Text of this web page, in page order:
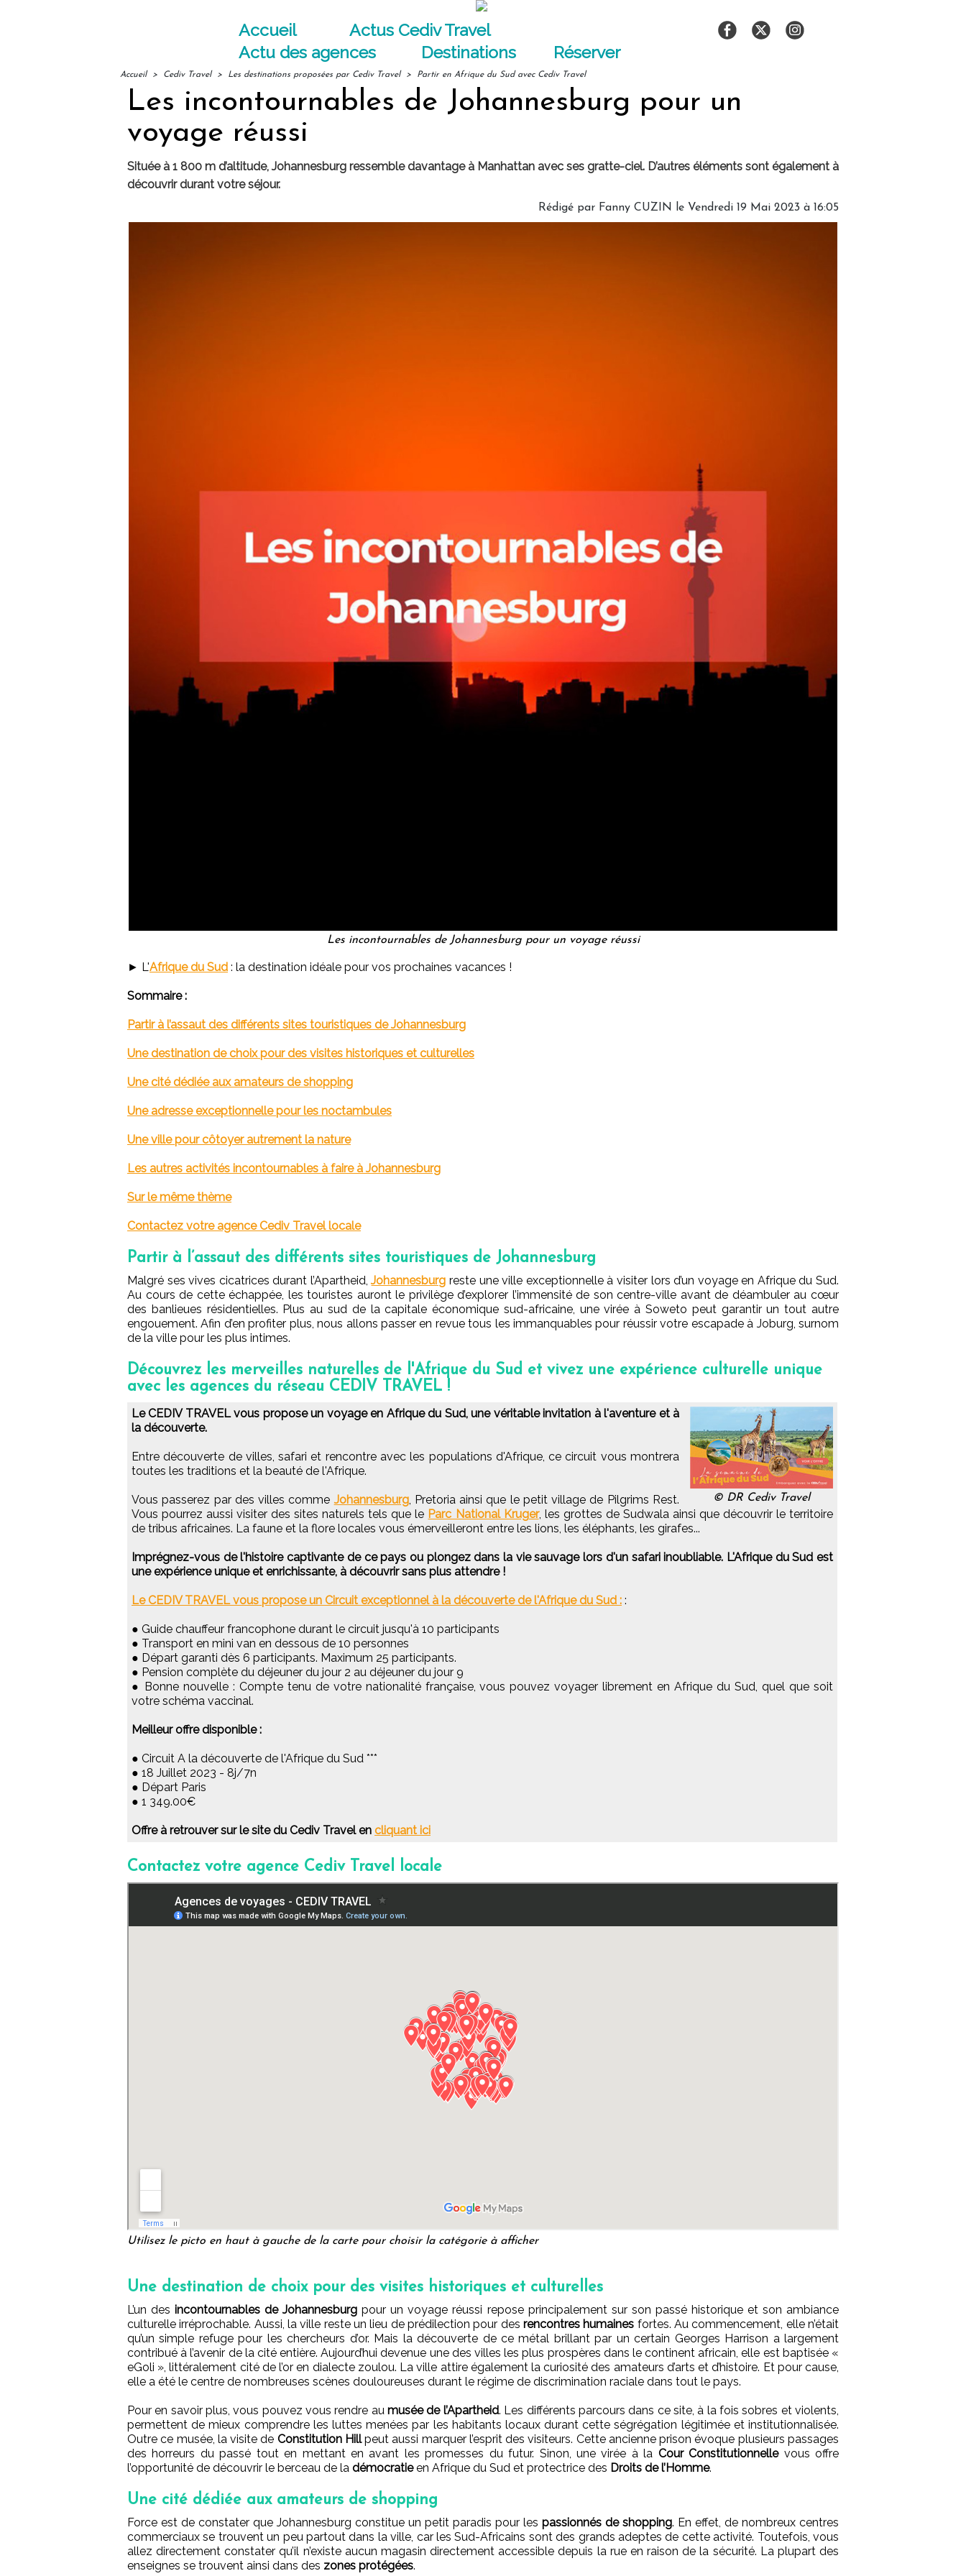
Accueil
Actus Cediv Travel
Actu des agences
Destinations Réserver
Accueil > Cediv Travel > Les destinations proposées par Cediv Travel > Partir en Afrique du Sud avec Cediv Travel
Les incontournables de Johannesburg pour un
voyage réussi
Située à 1 800 m d’altitude, Johannesburg ressemble davantage à Manhattan avec ses gratte-ciel. D’autres éléments sont également à
découvrir durant votre séjour.
Rédigé par Fanny CUZIN le Vendredi 19 Mai 2023 à 16:05
Les incontournables de Johannesburg pour un voyage réussi
► L'Afrique du Sud : la destination idéale pour vos prochaines vacances !
Sommaire :
Partir à l’assaut des différents sites touristiques de Johannesburg
Une destination de choix pour des visites historiques et culturelles
Une cité dédiée aux amateurs de shopping
Une adresse exceptionnelle pour les noctambules
Une ville pour côtoyer autrement la nature
Les autres activités incontournables à faire à Johannesburg
Sur le même thème
Contactez votre agence Cediv Travel locale
Partir à l’assaut des différents sites touristiques de Johannesburg
Malgré ses vives cicatrices durant l’Apartheid,Johannesburg reste une ville exceptionnelle à visiter lors d’un voyage en Afrique du Sud.
Au cours de cette échappée, les touristes auront le privilège d’explorer l’immensité de son centre-ville avant de déambuler au cœur
des banlieues résidentielles. Plus au sud de la capitale économique sud-africaine, une virée à Soweto peut garantir un tout autre
engouement. Afin d’en profiter plus, nous allons passer en revue tous les immanquables pour réussir votre escapade à Joburg, surnom
de la ville pour les plus intimes.
Découvrez les merveilles naturelles de l'Afrique du Sud et vivez une expérience culturelle unique
avec les agences du réseau CEDIV TRAVEL !
© DR Cediv Travel
Le CEDIV TRAVEL vous propose un voyage en Afrique du Sud, une véritable invitation à l'aventure et à
la découverte.
Entre découverte de villes, safari et rencontre avec les populations d'Afrique, ce circuit vous montrera
toutes les traditions et la beauté de l'Afrique.
Vous passerez par des villes comme Johannesburg, Pretoria ainsi que le petit village de Pilgrims Rest.
Vous pourrez aussi visiter des sites naturels tels que le Parc National Kruger, les grottes de Sudwala ainsi que découvrir le territoire
de tribus africaines. La faune et la flore locales vous émerveilleront entre les lions, les éléphants, les girafes...
Imprégnez-vous de l'histoire captivante de ce pays ou plongez dans la vie sauvage lors d'un safari inoubliable. L'Afrique du Sud est
une expérience unique et enrichissante, à découvrir sans plus attendre !
Le CEDIV TRAVEL vous propose un Circuit exceptionnel à la découverte de l'Afrique du Sud : :
● Guide chauffeur francophone durant le circuit jusqu'à 10 participants
● Transport en mini van en dessous de 10 personnes
● Départ garanti dès 6 participants. Maximum 25 participants.
● Pension complète du déjeuner du jour 2 au déjeuner du jour 9
● Bonne nouvelle : Compte tenu de votre nationalité française, vous pouvez voyager librement en Afrique du Sud, quel que soit
votre schéma vaccinal.
Meilleur offre disponible :
● Circuit A la découverte de l'Afrique du Sud ***
● 18 Juillet 2023 - 8j/7n
● Départ Paris
● 1 349.00€
Offre à retrouver sur le site du Cediv Travel en cliquant ici
Contactez votre agence Cediv Travel locale
Utilisez le picto en haut à gauche de la carte pour choisir la catégorie à afficher
Une destination de choix pour des visites historiques et culturelles
L’un des incontournables de Johannesburg pour un voyage réussi repose principalement sur son passé historique et son ambiance
culturelle irréprochable. Aussi, la ville reste un lieu de prédilection pour des rencontres humaines fortes. Au commencement, elle n’était
qu’un simple refuge pour les chercheurs d’or. Mais la découverte de ce métal brillant par un certain Georges Harrison a largement
contribué à l’avenir de la cité entière. Aujourd’hui devenue une des villes les plus prospères dans le continent africain, elle est baptisée «
eGoli », littéralement cité de l’or en dialecte zoulou. La ville attire également la curiosité des amateurs d’arts et d’histoire. Et pour cause,
elle a été le centre de nombreuses scènes douloureuses durant le régime de discrimination raciale dans tout le pays.
Pour en savoir plus, vous pouvez vous rendre aumusée de l’Apartheid. Les différents parcours dans ce site, à la fois sobres et violents,
permettent de mieux comprendre les luttes menées par les habitants locaux durant cette ségrégation légitimée et institutionnalisée.
Outre ce musée, la visite de Constitution Hillpeut aussi marquer l’esprit des visiteurs. Cette ancienne prison évoque plusieurs passages
des horreurs du passé tout en mettant enavant les promesses du futur. Sinon, une virée à la Cour Constitutionnellevous offre
l’opportunité de découvrir le berceau de la démocratieen Afrique du Sud et protectrice des Droits de l’Homme.
Une cité dédiée aux amateurs de shopping
Force est de constater que Johannesburg constitue un petit paradis pour les passionnés de shopping. En effet, de nombreux centres
commerciaux se trouvent un peu partout dans la ville, car les Sud-Africains sont des grands adeptes de cette activité. Toutefois, vous
allez directement constater qu’il n’existe aucun magasin directement accessible depuis la rue en raison de la sécurité. La plupart des
enseignes se trouvent ainsi dans des zones protégées.